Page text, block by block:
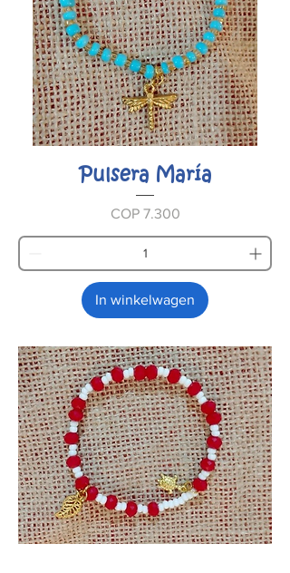
Pulsera María
Prijs
COP 7.300
In winkelwagen